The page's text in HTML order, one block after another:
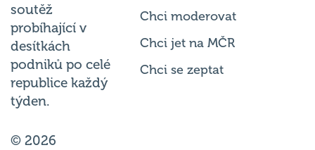
soutěž
probíhající v
desítkách
podniků po celé
republice každý
týden.
© 2026
Chci moderovat
Chci jet na MČR
Chci se zeptat